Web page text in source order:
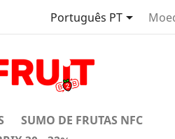
Português PT
SUMO DE FRUTAS NFC